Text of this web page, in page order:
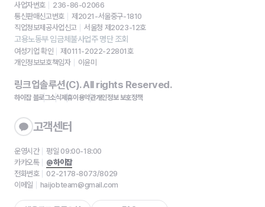
사업자번호
236-86-02066
통신판매신고번호
제2021-서울중구-1810
직업정보제공사업신고
서울청 제2023-12호
고용노동부 임금체불사업주 명단 조회
여성기업 확인
제0111-2022-22801호
개인정보보호책임자
이윤미
링크업솔루션(C). All rights Reserved.
하이잡 블로그소식제휴이용약관개인정보 보호정책
고객센터
운영시간
평일 09:00-18:00
카카오톡
@하이잡
전화번호
02-2178-8073/8029
이메일
haijobteam@gmail.com